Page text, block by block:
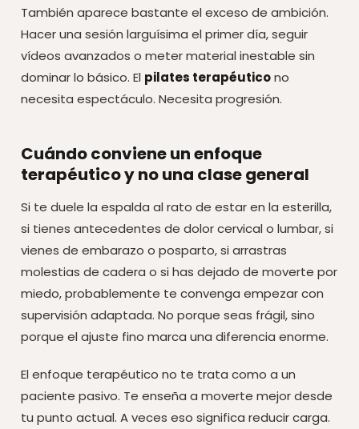
También aparece bastante el exceso de ambición.
Hacer una sesión larguísima el primer día, seguir
vídeos avanzados o meter material inestable sin
dominar lo básico. El pilates terapéuticono
necesita espectáculo. Necesita progresión.
Cuándo conviene un enfoque
terapéutico y no una clase general
Si te duele la espalda al rato de estar en la esterilla,
si tienes antecedentes de dolor cervical o lumbar, si
vienes de embarazo o posparto, si arrastras
molestias de cadera o si has dejado de moverte por
miedo, probablemente te convenga empezar con
supervisión adaptada. No porque seas frágil, sino
porque el ajuste fino marca una diferencia enorme.
El enfoque terapéutico no te trata como a un
paciente pasivo. Te enseña a moverte mejor desde
tu punto actual. A veces eso significa reducir carga.